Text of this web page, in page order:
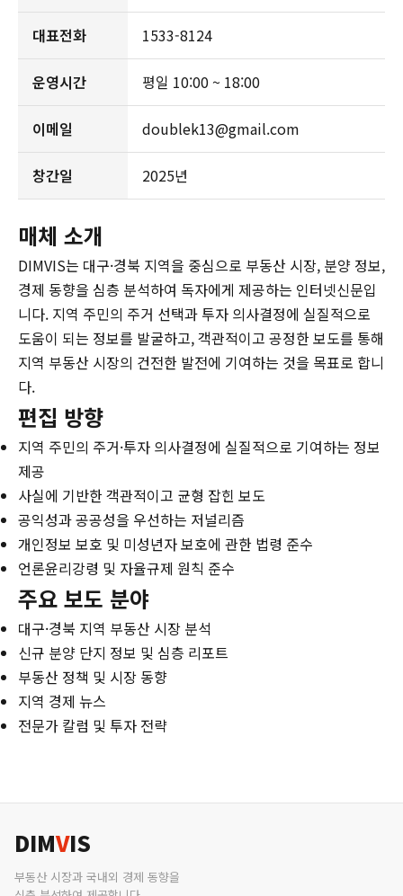
대표전화 1533-8124
운영시간 평일 10:00 ~ 18:00
이메일 doublek13@gmail.com
창간일 2025년
매체 소개
DIMVIS는 대구·경북 지역을 중심으로 부동산 시장, 분양 정보,
경제 동향을 심층 분석하여 독자에게 제공하는 인터넷신문입
니다. 지역 주민의 주거 선택과 투자 의사결정에 실질적으로
도움이 되는 정보를 발굴하고, 객관적이고 공정한 보도를 통해
지역 부동산 시장의 건전한 발전에 기여하는 것을 목표로 합니
다.
편집 방향
지역 주민의 주거·투자 의사결정에 실질적으로 기여하는 정보
제공
사실에 기반한 객관적이고 균형 잡힌 보도
공익성과 공공성을 우선하는 저널리즘
개인정보 보호 및 미성년자 보호에 관한 법령 준수
언론윤리강령 및 자율규제 원칙 준수
주요 보도 분야
대구·경북 지역 부동산 시장 분석
신규 분양 단지 정보 및 심층 리포트
부동산 정책 및 시장 동향
지역 경제 뉴스
전문가 칼럼 및 투자 전략
DIMVIS
부동산 시장과 국내외 경제 동향을